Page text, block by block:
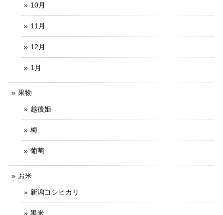
10月
11月
12月
1月
果物
越後姫
梅
葡萄
お米
新潟コシヒカリ
黒米